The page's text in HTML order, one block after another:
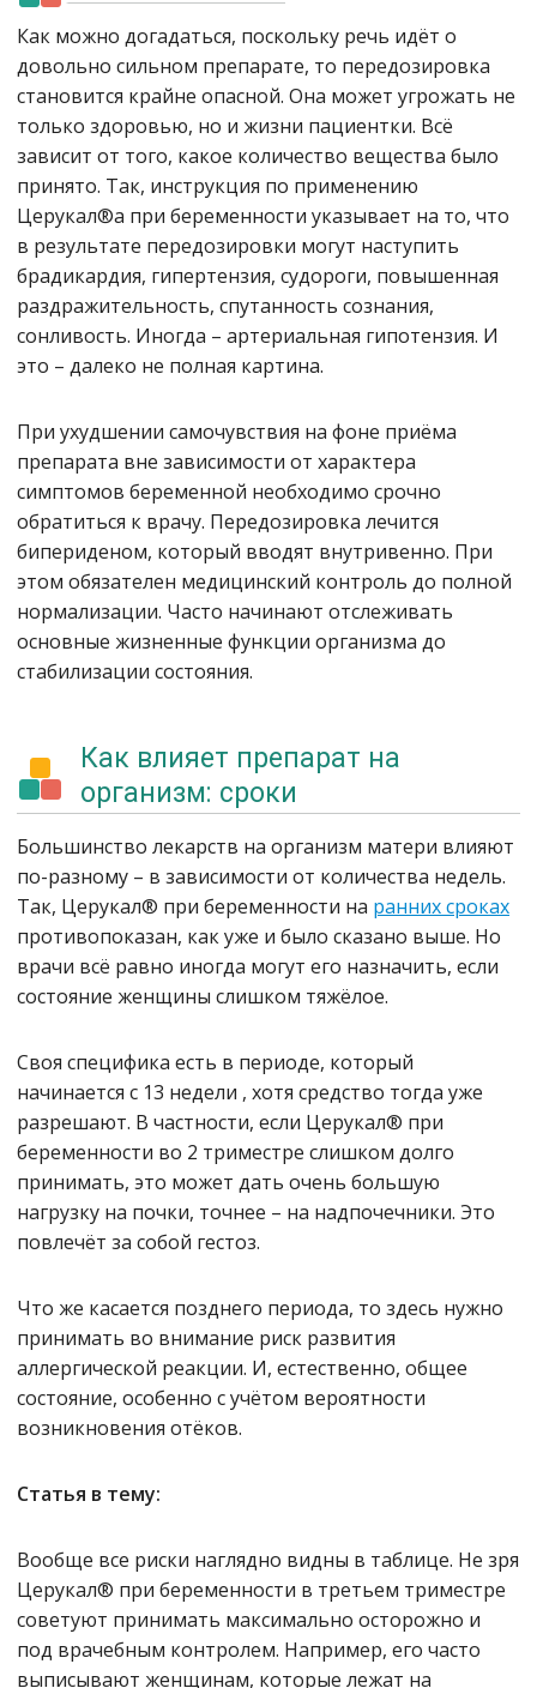
Как можно догадаться, поскольку речь идёт о
довольно сильном препарате, то передозировка
становится крайне опасной. Она может угрожать не
только здоровью, но и жизни пациентки. Всё
зависит от того, какое количество вещества было
принято. Так, инструкция по применению
Церукал®а при беременности указывает на то, что
в результате передозировки могут наступить
брадикардия, гипертензия, судороги, повышенная
раздражительность, спутанность сознания,
сонливость. Иногда – артериальная гипотензия. И
это – далеко не полная картина.
При ухудшении самочувствия на фоне приёма
препарата вне зависимости от характера
симптомов беременной необходимо срочно
обратиться к врачу. Передозировка лечится
бипериденом, который вводят внутривенно. При
этом обязателен медицинский контроль до полной
нормализации. Часто начинают отслеживать
основные жизненные функции организма до
стабилизации состояния.
Как влияет препарат на
организм: сроки
Большинство лекарств на организм матери влияют
по-разному – в зависимости от количества недель.
Так, Церукал® при беременности на ранних сроках
противопоказан, как уже и было сказано выше. Но
врачи всё равно иногда могут его назначить, если
состояние женщины слишком тяжёлое.
Своя специфика есть в периоде, который
начинается с 13 недели , хотя средство тогда уже
разрешают. В частности, если Церукал® при
беременности во 2 триместре слишком долго
принимать, это может дать очень большую
нагрузку на почки, точнее – на надпочечники. Это
повлечёт за собой гестоз.
Что же касается позднего периода, то здесь нужно
принимать во внимание риск развития
аллергической реакции. И, естественно, общее
состояние, особенно с учётом вероятности
возникновения отёков.
Статья в тему:
Вообще все риски наглядно видны в таблице. Не зря
Церукал® при беременности в третьем триместре
советуют принимать максимально осторожно и
под врачебным контролем. Например, его часто
выписывают женщинам, которые лежат на